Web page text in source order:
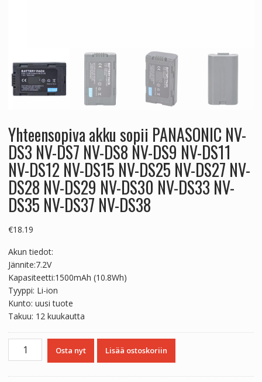
Yhteensopiva akku sopii PANASONIC NV-
DS3 NV-DS7 NV-DS8 NV-DS9 NV-DS11
NV-DS12 NV-DS15 NV-DS25 NV-DS27 NV-
DS28 NV-DS29 NV-DS30 NV-DS33 NV-
DS35 NV-DS37 NV-DS38
€18.19
Akun tiedot:
Jännite:7.2V
Kapasiteetti:1500mAh (10.8Wh)
Tyyppi: Li-ion
Kunto: uusi tuote
Takuu: 12 kuukautta
Yhteensopiva
Osta nyt Lisää ostoskoriin